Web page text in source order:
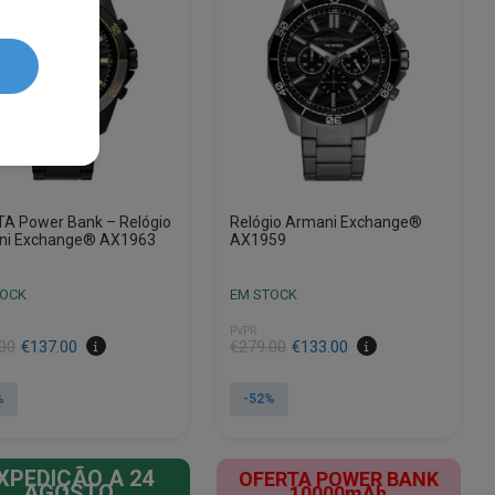
Power Bank – Relógio
Exchange® AX1963
€137.00
Relógio Armani Exchange®
AX1959
EM STOCK
PVPR
€279.00
O
original
€133.00
O
atual
-52%
A 24 OFERTA POWER BANK